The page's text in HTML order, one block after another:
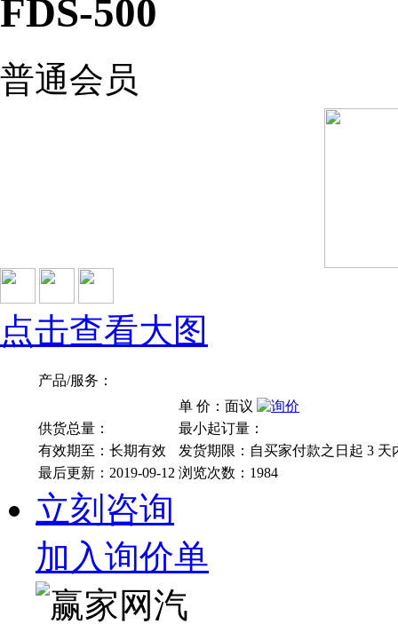
FDS-500
普通会员
点击查看大图
产品/服务：
单 价：面议
供货总量：
最小起订量：
有效期至：长期有效
发货期限：自买家付款之日起 3 天
最后更新：2019-09-12 浏览次数： 1984
立刻咨询
加入询价单